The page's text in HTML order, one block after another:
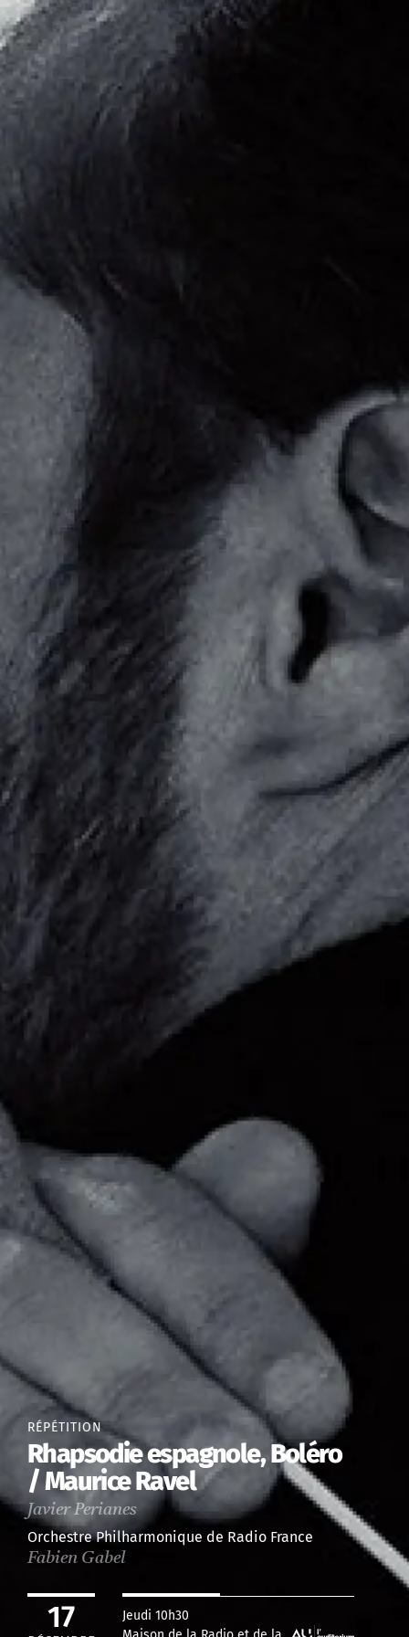
RÉPÉTITION
Rhapsodie espagnole, Boléro
/ Maurice Ravel
Javier Perianes
Orchestre Philharmonique de Radio France
Fabien Gabel
17
Jeudi 10h30